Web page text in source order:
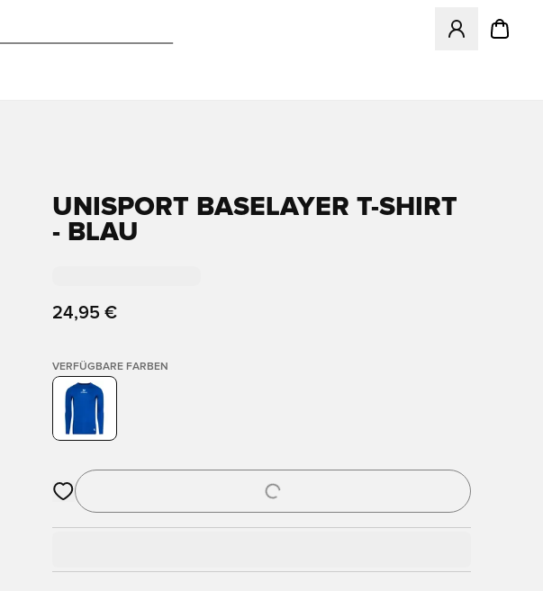
Öffnet ein
UNISPORT BASELAYER T-SHIRT
- BLAU
24,95 €
VERFÜGBARE FARBEN
Öffnet ein neues Fenster zum Anmelden oder Registrieren als Mitglied